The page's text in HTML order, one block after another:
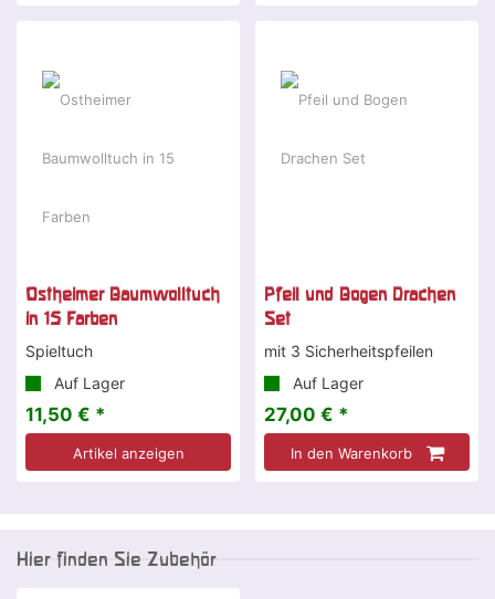
Ostheimer Baumwolltuch
in 15 Farben
Spieltuch
Auf Lager
11,50 € *
Artikel anzeigen
Pfeil und Bogen Drachen
Set
mit 3 Sicherheitspfeilen
Auf Lager
27,00 € *
In den Warenkorb
Hier finden Sie Zubehör